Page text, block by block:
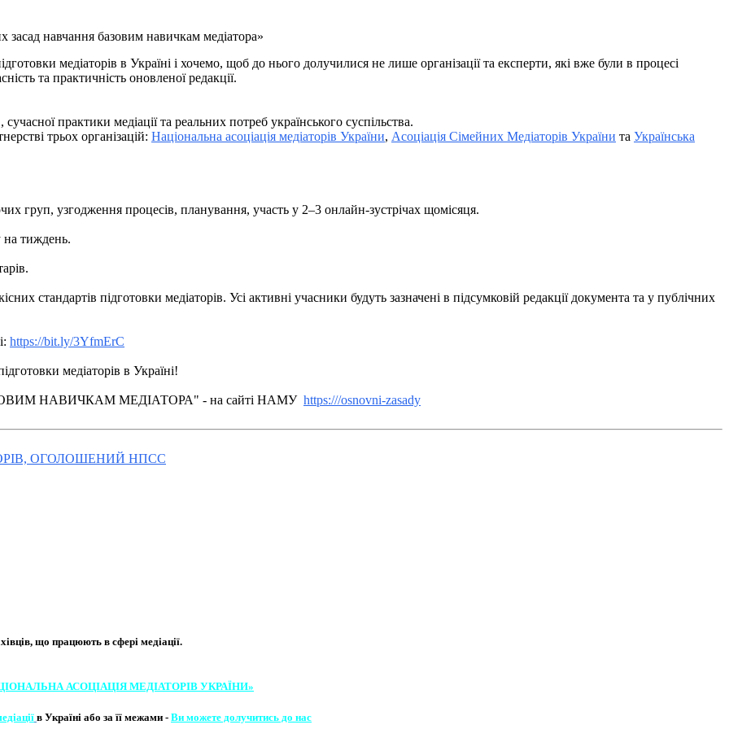
медіаторів в Україні і хочемо, щоб до нього долучилися не лише організації та експерти, які вже були в процесі
та практичність оновленої редакції.
практики медіації та реальних потреб українського суспільства.
трьох організацій: Національна асоціація медіаторів України, Асоціація Сімейних Медіаторів України та Українська
груп, узгодження процесів, планування, участь у 2–3 онлайн-зустрічах щомісяця.
на тиждень.
стандартів підготовки медіаторів. Усі активні учасники будуть зазначені в підсумковій редакції документа та у публічних
https://bit.ly/3YfmErC
медіаторів в Україні!
НАВИЧКАМ МЕДІАТОРА" - на сайті НАМУ https:///osnovni-zasady
ОГОЛОШЕНИЙ НПСС
що працюють в сфері медіації.
АСОЦІ​АЦІЯ МЕ​​ДІАТОРІВ УКРА​ЇНИ»
в Україні або за її межами - Ви можете долучитись до нас